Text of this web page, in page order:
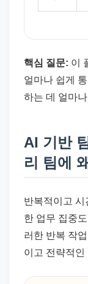
핵심 질문: 이
얼마나 쉽게
하는 데 얼마
AI 기반
리 팀에
반복적이고 시
한 업무 집중
러한 반복 작
이고 전략적인